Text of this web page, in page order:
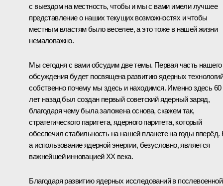
с выездом на местность, чтобы и мы с вами имели лучшее
представление о наших текущих возможностях и чтобы
местным властям было веселее, а это тоже в нашей жизни
немаловажно.
Мы сегодня с вами обсудим две темы. Первая часть нашего
обсуждения будет посвящена развитию ядерных
собственно почему мы здесь и находимся. Именно здесь 60
лет назад был создан первый советский ядерный заряд,
благодаря чему была заложена основа, скажем так,
стратегического паритета, ядерного паритета, который
обеспечил стабильность на нашей планете на годы вперёд.
а использование ядерной энергии, безусловно, является
важнейшей инновацией XX века.
Благодаря развитию ядерных исследований в послевоенной